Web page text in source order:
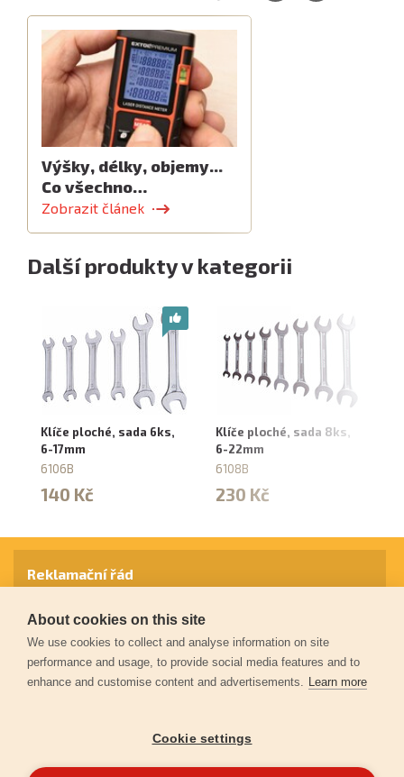
Výšky, délky, objemy...
Co všechno…
Zobrazit článek
Další produkty v kategorii
Klíče ploché, sada 6ks,
6-17mm
6106B
140 Kč
Klíče ploché, sada 8ks,
6-22mm
6108B
230 Kč
Reklamační řád
Záruční podmínky
Ochrana osobních údajů
About cookies on this site
We use cookies to collect and analyse information on site
performance and usage, to provide social media features and to
enhance and customise content and advertisements. Learn more
Cookie settings